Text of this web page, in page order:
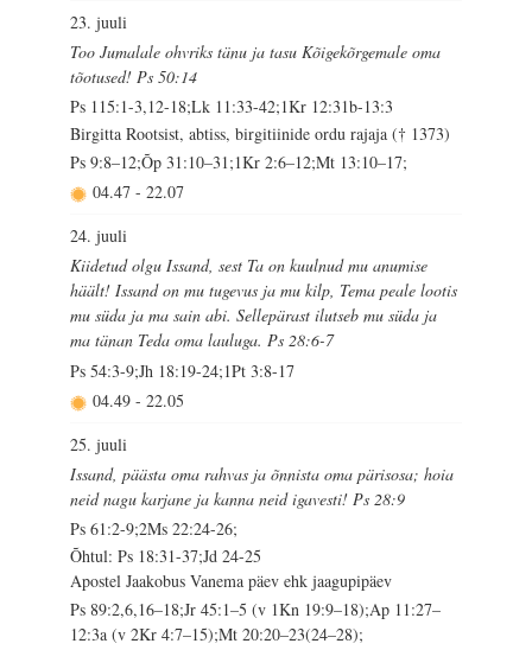
23. juuli
Too Jumalale ohvriks tänu ja tasu Kõigekõrgemale oma
tõotused! Ps 50:14
Ps 115:1-3,12-18;Lk 11:33-42;1Kr 12:31b-13:3
Birgitta Rootsist, abtiss, birgitiinide ordu rajaja († 1373)
Ps 9:8–12;Õp 31:10–31;1Kr 2:6–12;Mt 13:10–17;
04.47 - 22.07
24. juuli
Kiidetud olgu Issand, sest Ta on kuulnud mu anumise
häält! Issand on mu tugevus ja mu kilp, Tema peale lootis
mu süda ja ma sain abi. Sellepärast ilutseb mu süda ja
ma tänan Teda oma lauluga. Ps 28:6-7
Ps 54:3-9;Jh 18:19-24;1Pt 3:8-17
04.49 - 22.05
25. juuli
Issand, päästa oma rahvas ja õnnista oma pärisosa; hoia
neid nagu karjane ja kanna neid igavesti! Ps 28:9
Ps 61:2-9;2Ms 22:24-26;
Õhtul: Ps 18:31-37;Jd 24-25
Apostel Jaakobus Vanema päev ehk jaagupipäev
Ps 89:2,6,16–18;Jr 45:1–5 (v 1Kn 19:9–18);Ap 11:27–
12:3a (v 2Kr 4:7–15);Mt 20:20–23(24–28);